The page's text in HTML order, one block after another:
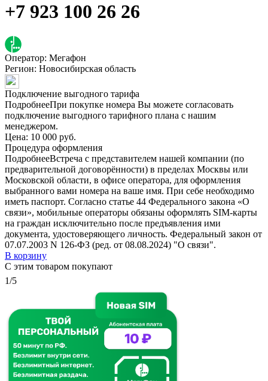
+7 923 100 26 26
Оператор: Мегафон
Регион: Новосибирская область
Подключение выгодного тарифа
ПодробнееПри покупке номера Вы можете согласовать
подключение выгодного тарифного плана с нашим
менеджером.
Цена: 10 000 руб.
Процедура оформления
ПодробнееВстреча с представителем нашей компании (по
предварительной договорённости) в пределах Москвы или
Московской области, в офисе оператора, для оформления
выбранного вами номера на ваше имя. При себе необходимо
иметь паспорт. Согласно статье 44 Федерального закона «О
связи», мобильные операторы обязаны оформлять SIM-карты
на граждан исключительно после предъявления ими
документа, удостоверяющего личность. Федеральный закон от
07.07.2003 N 126-ФЗ (ред. от 08.08.2024) "О связи".
В корзину
С этим товаром покупают
1/5